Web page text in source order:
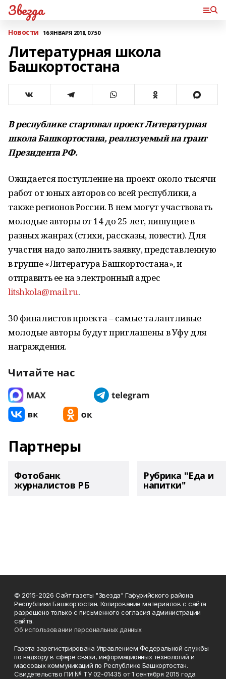
Звезда
Новости 16 ЯНВАРЯ 2018, 07:50
Литературная школа
Башкортостана
В республике стартовал проект Литературная
школа Башкортостана, реализуемый на грант
Президента РФ.
Ожидается поступление на проект около тысячи
работ от юных авторов со всей республики, а
также регионов России. В нем могут участвовать
молодые авторы от 14 до 25 лет, пишущие в
разных жанрах (стихи, рассказы, повести). Для
участия надо заполнить заявку, представленную
в группе «Литература Башкортостана», и
отправить ее на электронный адрес
litshkola@mail.ru.
30 финалистов проекта – самые талантливые
молодые авторы будут приглашены в Уфу для
награждения.
Читайте нас
Партнеры
Фотобанк
журналистов РБ
Рубрика "Еда и
напитки"
© 2015-2026 Сайт газеты "Звезда" Гафурийского района
Республики Башкортостан. Копирование материалов с сайта
разрешено только с письменного согласия администрации
сайта.
Об использовании персональных данных
Газета зарегистрирована Управлением Федеральной службы
по надзору в сфере связи, информационных технологий и
массовых коммуникаций по Республике Башкортостан.
Свидетельство ПИ № ТУ 02-01435 от 1 сентября 2015 года.